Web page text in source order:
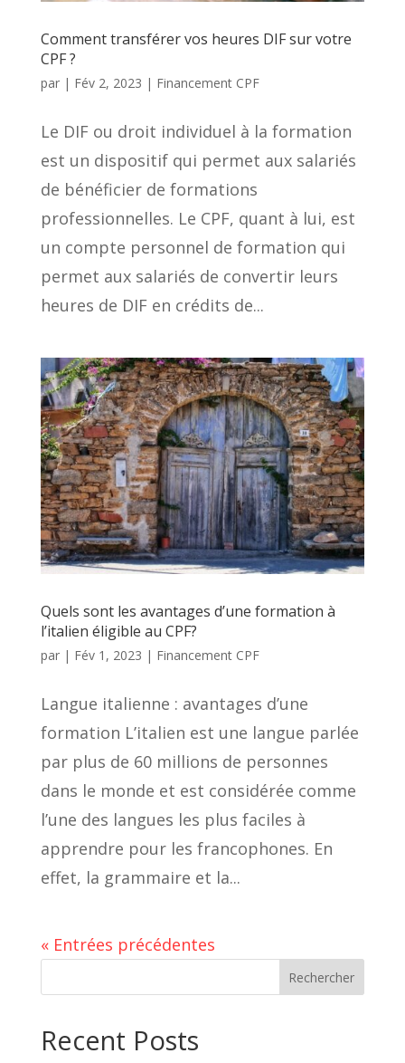
Comment transférer vos heures DIF sur votre
CPF ?
par | Fév 2, 2023 | Financement CPF
Le DIF ou droit individuel à la formation
est un dispositif qui permet aux salariés
de bénéficier de formations
professionnelles. Le CPF, quant à lui, est
un compte personnel de formation qui
permet aux salariés de convertir leurs
heures de DIF en crédits de...
Quels sont les avantages d’une formation à
l’italien éligible au CPF?
par | Fév 1, 2023 | Financement CPF
Langue italienne : avantages d’une
formation L’italien est une langue parlée
par plus de 60 millions de personnes
dans le monde et est considérée comme
l’une des langues les plus faciles à
apprendre pour les francophones. En
effet, la grammaire et la...
« Entrées précédentes
Rechercher
Recent Posts